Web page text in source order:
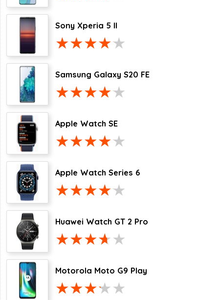
Sony Xperia 5 II
Samsung Galaxy S20 FE
Apple Watch SE
Apple Watch Series 6
Huawei Watch GT 2 Pro
Motorola Moto G9 Play